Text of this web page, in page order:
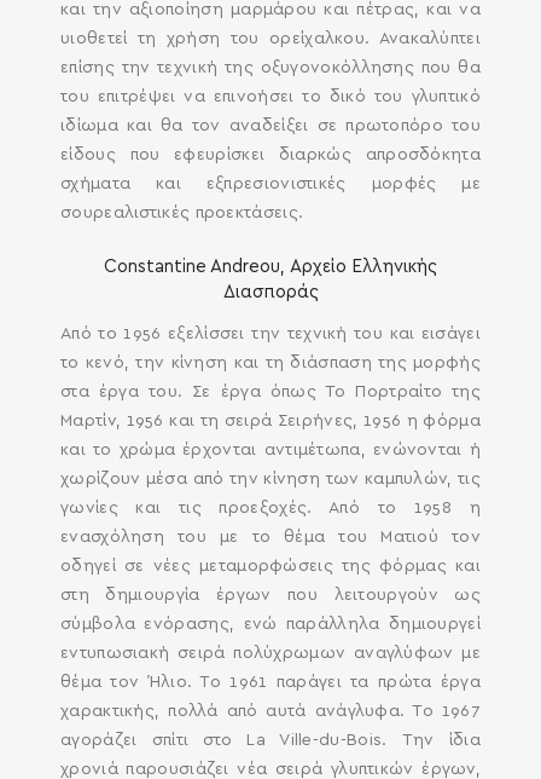
και την αξιοποίηση μαρμάρου και πέτρας, και να
υιοθετεί τη χρήση του ορείχαλκου. Ανακαλύπτει
επίσης την τεχνική της οξυγονοκόλλησης που θα
του επιτρέψει να επινοήσει το δικό του γλυπτικό
ιδίωμα και θα τον αναδείξει σε πρωτοπόρο του
είδους που εφευρίσκει διαρκώς απροσδόκητα
σχήματα και εξπρεσιονιστικές μορφές με
σουρεαλιστικές προεκτάσεις.
Constantine Andreou, Αρχείο Ελληνικής
Διασποράς
Από το 1956 εξελίσσει την τεχνική του και εισάγει
το κενό, την κίνηση και τη διάσπαση της μορφής
στα έργα του. Σε έργα όπως Το Πορτραίτο της
Μαρτίν, 1956 και τη σειρά Σειρήνες, 1956 η φόρμα
και το χρώμα έρχονται αντιμέτωπα, ενώνονται ή
χωρίζουν μέσα από την κίνηση των καμπυλών, τις
γωνίες και τις προεξοχές. Από το 1958 η
ενασχόληση του με το θέμα του Ματιού τον
οδηγεί σε νέες μεταμορφώσεις της φόρμας και
στη δημιουργία έργων που λειτουργούν ως
σύμβολα ενόρασης, ενώ παράλληλα δημιουργεί
εντυπωσιακή σειρά πολύχρωμων αναγλύφων με
θέμα τον Ήλιο. Το 1961 παράγει τα πρώτα έργα
χαρακτικής, πολλά από αυτά ανάγλυφα. Το 1967
αγοράζει σπίτι στο La Ville-du-Bois. Την ίδια
χρονιά παρουσιάζει νέα σειρά γλυπτικών έργων,